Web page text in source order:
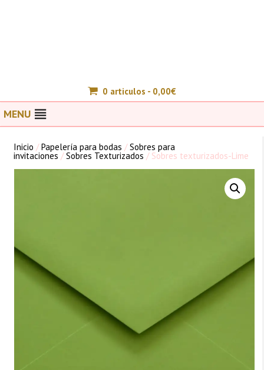
0 articulos - 0,00€
MENU
Inicio /Papelería para bodas /Sobres para
invitaciones /Sobres Texturizados / Sobres texturizados-Lime